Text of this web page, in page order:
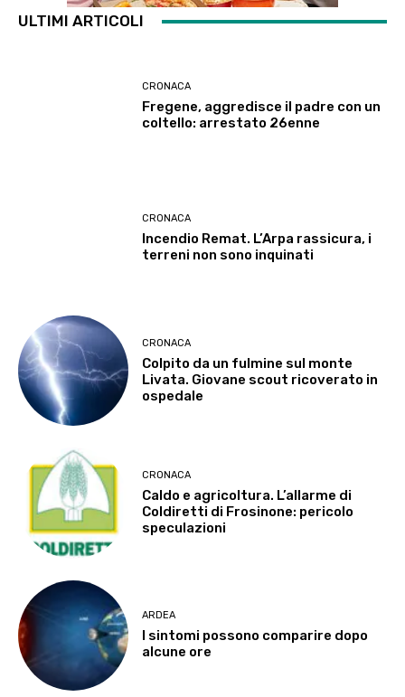
ULTIMI ARTICOLI
CRONACA
Fregene, aggredisce il padre con un
coltello: arrestato 26enne
CRONACA
Incendio Remat. L’Arpa rassicura, i
terreni non sono inquinati
CRONACA
Colpito da un fulmine sul monte
Livata. Giovane scout ricoverato in
ospedale
CRONACA
Caldo e agricoltura. L’allarme di
Coldiretti di Frosinone: pericolo
speculazioni
ARDEA
I sintomi possono comparire dopo
alcune ore